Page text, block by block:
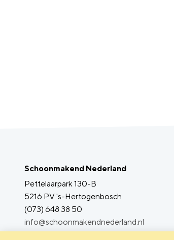
Schoonmakend Nederland
Pettelaarpark 130-B
5216 PV 's-Hertogenbosch
(073) 648 38 50
info@schoonmakendnederland.nl